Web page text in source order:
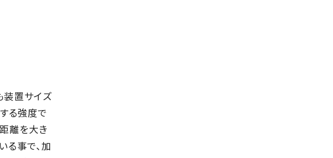
装置サイズ
る強度で
離を大き
る事で、加